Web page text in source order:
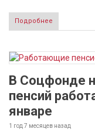
Подробнее
В Соцфонде
пенсий
январе
1 год 7 месяцев назад